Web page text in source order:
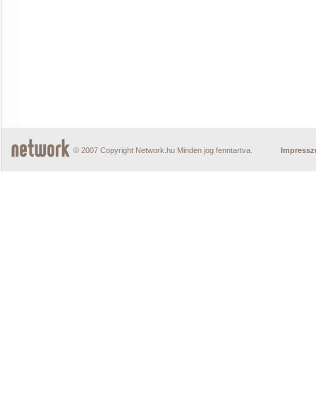
© 2007 Copyright Network.hu Minden jog fenntartva.